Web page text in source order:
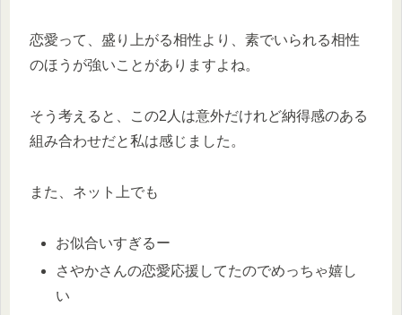
恋愛って、盛り上がる相性より、素でいられる相性
のほうが強いことがありますよね。
そう考えると、この2人は意外だけれど納得感のある
組み合わせだと私は感じました。
また、ネット上でも
お似合いすぎるー
さやかさんの恋愛応援してたのでめっちゃ嬉し
い